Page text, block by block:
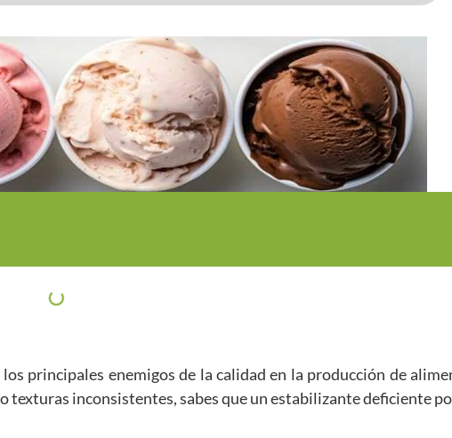
principales enemigos de la calidad en la producción de
texturas inconsistentes, sabes que un estabilizante deficiente